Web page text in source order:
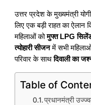
उत्तर प्रदेश के मुख्यमंत्री
लिए एक बड़ी राहत का
महिलाओं कोमुफ्त LPG
त्योहारी सीजनमें सभी
परिवार के साथदिवाली का
Table of
प्रधानमंत्री